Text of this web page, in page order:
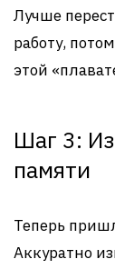
Лучше
работу,
этой
Шаг 3:
памяти
Теперь
Аккуратно